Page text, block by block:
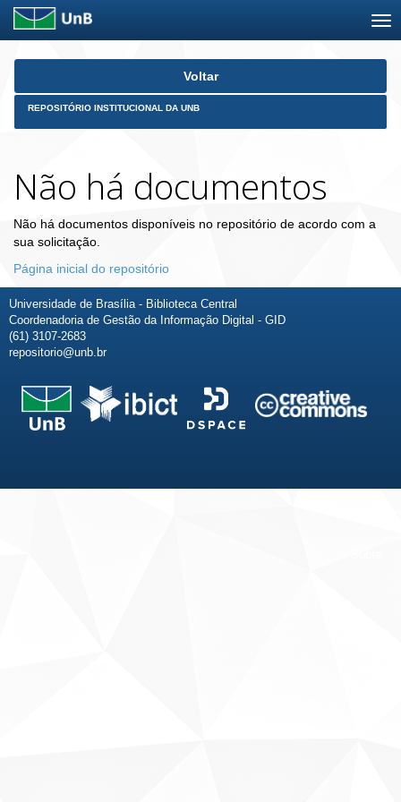
Skip
Voltar
REPOSITÓRIO INSTITUCIONAL DA UNB
Não há documentos
Não há documentos disponíveis no repositório de acordo com a
sua solicitação.
Página inicial do repositório
Universidade de Brasília - Biblioteca Central
Coordenadoria de Gestão da Informação Digital - GID
(61) 3107-2683
repositorio@unb.br